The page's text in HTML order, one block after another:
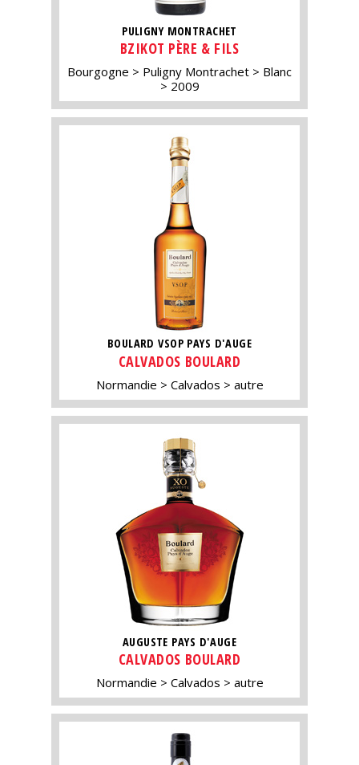
PULIGNY MONTRACHET
BZIKOT PÈRE & FILS
Bourgogne Puligny Montrachet
Blanc
2009
BOULARD VSOP PAYS D'AUGE
CALVADOS BOULARD
Normandie Calvados autre
AUGUSTE PAYS D'AUGE
CALVADOS BOULARD
Normandie Calvados autre